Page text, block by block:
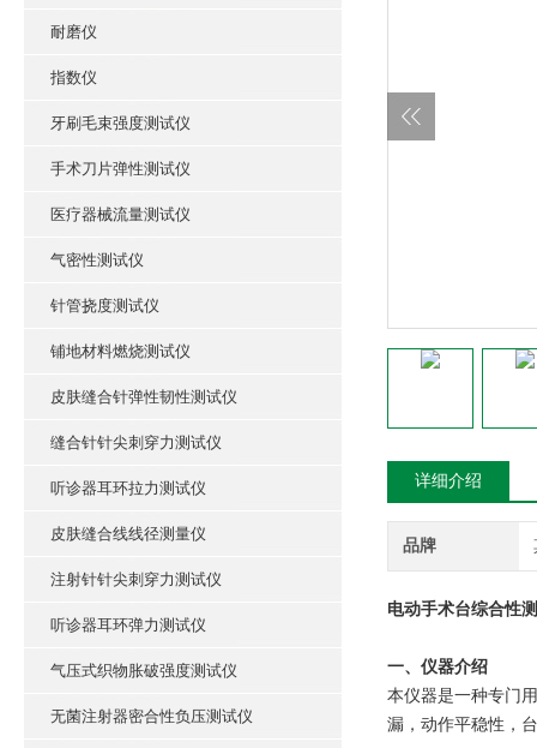
耐磨仪
指数仪
牙刷毛束强度测试仪
手术刀片弹性测试仪
医疗器械流量测试仪
气密性测试仪
针管挠度测试仪
铺地材料燃烧测试仪
皮肤缝合针弹性韧性测试仪
缝合针针尖刺穿力测试仪
听诊器耳环拉力测试仪
皮肤缝合线线径测量仪
注射针针尖刺穿力测试仪
听诊器耳环弹力测试仪
气压式织物胀破强度测试仪
无菌注射器密合性负压测试仪
详细介绍
品牌
电动手术台综合性
一、仪器介绍
本仪器是一种专门
漏，动作平稳性，